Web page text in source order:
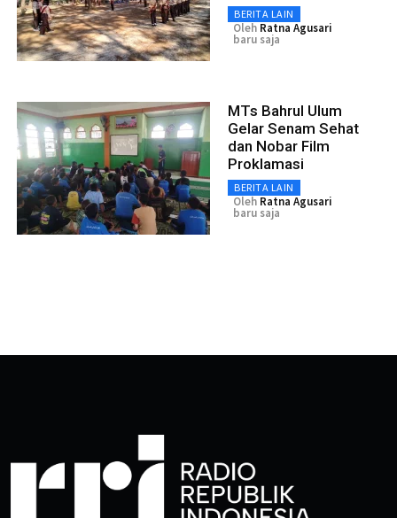
BERITA LAIN
Oleh Ratna Agusari
baru saja
MTs Bahrul Ulum
Gelar Senam Sehat
dan Nobar Film
Proklamasi
BERITA LAIN
Oleh Ratna Agusari
baru saja